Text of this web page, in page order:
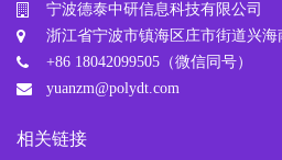
宁波德泰中研信息科技有限公司
浙江省宁波市镇海区庄市街道兴海
+86 18042099505（微信同号）
yuanzm@polydt.com
相关链接